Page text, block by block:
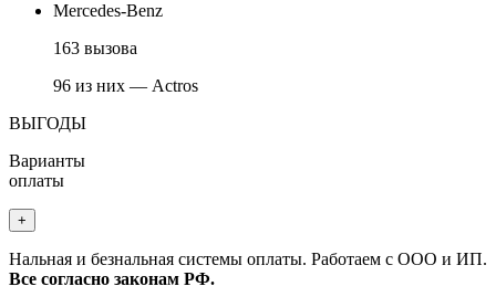
Mercedes-Benz
163 вызова
96 из них — Actros
ВЫГОДЫ
Варианты
оплаты
+
Нальная и безнальная системы оплаты. Работаем с ООО и ИП.
Все согласно законам РФ.